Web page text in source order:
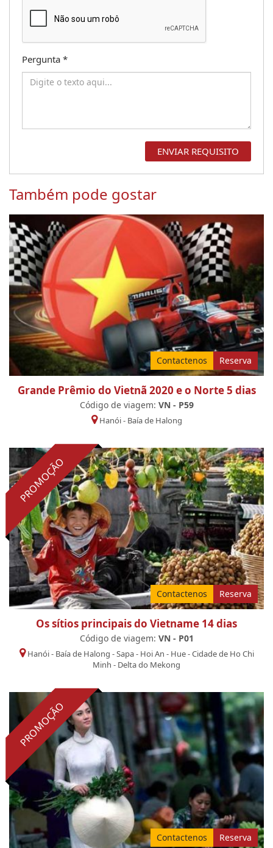
Pergunta *
Também pode gostar
Contactenos Reserva
Grande Prêmio do Vietnã 2020 e o Norte 5 dias
Código de viagem: VN - P59
Hanói- Baía de Halong
Contactenos Reserva
PROMOÇÃO
Os sítios principais do Vietname 14 dias
Código de viagem: VN - P01
Hanói- Baía de Halong -Sapa- Hoi An - Hue-Cidade de Ho Chi
Minh - Delta do Mekong
Contactenos Reserva
PROMOÇÃO